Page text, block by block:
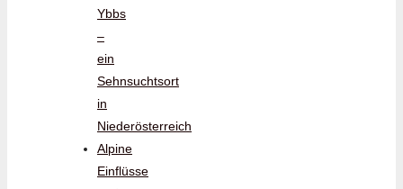
Ybbs
–
ein
Sehnsuchtsort
in
Niederösterreich
Alpine
Einflüsse